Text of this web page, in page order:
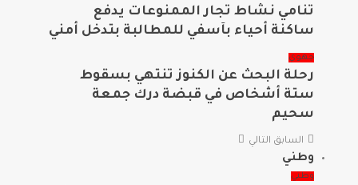
تنامي نشاط تجار الممنوعات يدفع
ساكنة أحياء بآسفي للمطالبة بتدخل أمني
جهوي
رحلة البحث عن الكنوز تنتهي بسقوط
ستة أشخاص في قبضة درك جمعة
سحيم
السابق التالي
وطني
وطني